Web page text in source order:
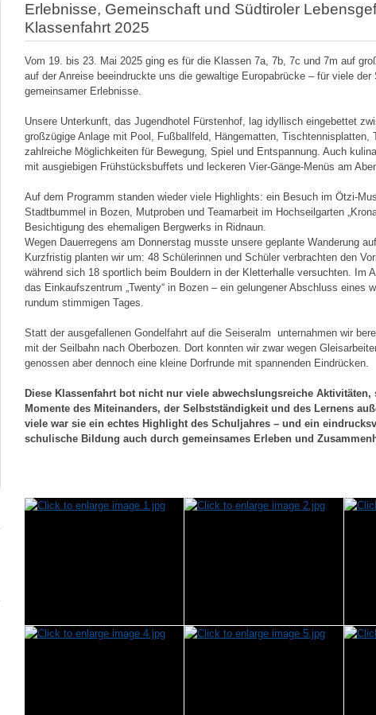
Erlebnisse, Gemeinschaft und Südtiroler
Klassenfahrt 2025
Vom 19. bis 23. Mai 2025 ging es für die Klassen 7a, 7b, 7c und 7m auf
auf der Anreise beeindruckte uns die gewaltige Europabrücke – für viele
gemeinsamer Erlebnisse.
Unsere Unterkunft, das Jugendhotel Fürstenhof, lag idyllisch eingebettet
großzügige Anlage mit Pool, Fußballfeld, Hängematten, Tischtennisplatten,
zahlreiche Möglichkeiten für Bewegung, Spiel und Entspannung. Auch
mit ausgiebigen Frühstücksbuffets und leckeren Vier-Gänge-Menüs am
Auf dem Programm standen wieder viele Highlights: ein Besuch im Ötzi-
Stadtbummel in Bozen, Mutproben und Teamarbeit im Hochseilgarten
Besichtigung des ehemaligen Bergwerks in Ridnaun.
Wegen Dauerregens am Donnerstag musste unsere geplante Wanderung
Kurzfristig planten wir um: 48 Schülerinnen und Schüler verbrachten den
während sich 18 sportlich beim Bouldern in der Kletterhalle versuchten. Im
das Einkaufszentrum „Twenty“ in Bozen – ein gelungener Abschluss eines
rundum stimmigen Tages.
Statt der ausgefallenen Gondelfahrt auf die Seiseralm unternahmen wir
mit der Seilbahn nach Oberbozen. Dort konnten wir zwar wegen
genossen aber dennoch eine kleine Dorfrunde mit spannenden Eindrücken.
Diese Klassenfahrt bot nicht nur viele abwechslungsreiche
Momente des Miteinanders, der Selbstständigkeit und des Lernens
viele war sie ein echtes Highlight des Schuljahres – und ein
schulische Bildung auch durch gemeinsames Erleben und